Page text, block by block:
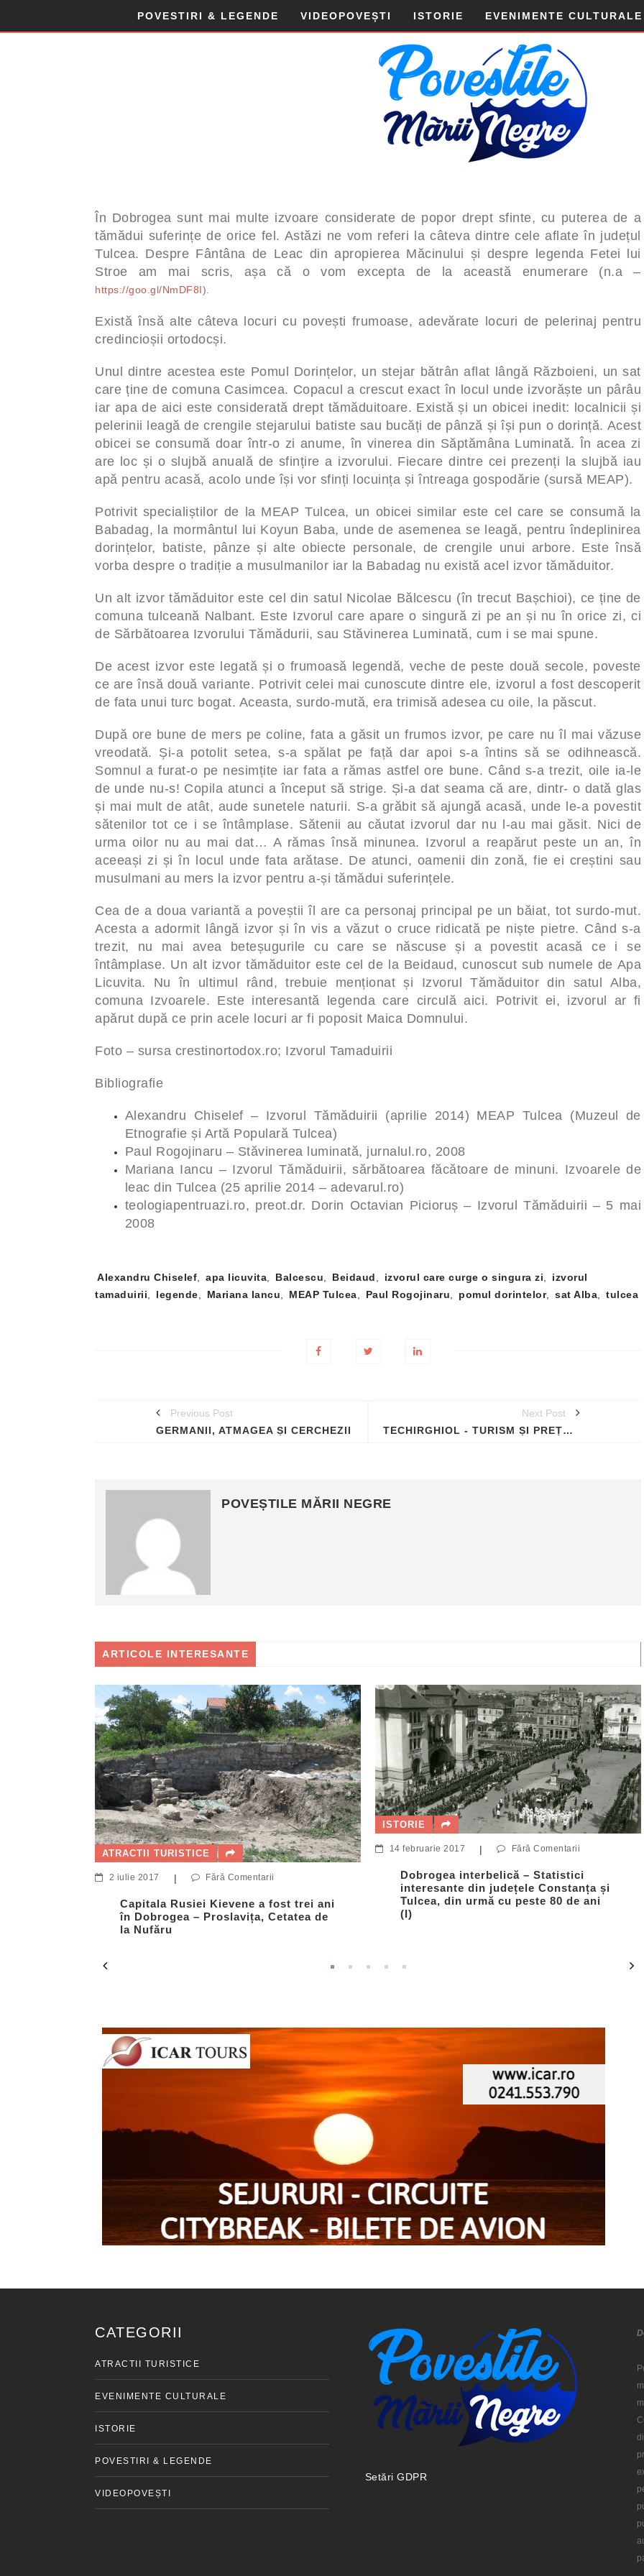
POVESTIRI & LEGENDE VIDEOPOVEȘTI ISTORIE EVENIMENTE CULTURALE
În Dobrogea sunt mai multe izvoare considerate de popor drept sfinte, cu puterea de a
tămădui suferințe de orice fel. Astăzi ne vom referi la câteva dintre cele aflate în județul
Tulcea. Despre Fântâna de Leac din apropierea Măcinului și despre legenda Fetei lui
Stroe am mai scris, așa că o vom excepta de la această enumerare (n.a –
https://goo.gl/NmDF8I).
Există însă alte câteva locuri cu povești frumoase, adevărate locuri de pelerinaj pentru
credincioșii ortodocși.
Unul dintre acestea este Pomul Dorințelor, un stejar bătrân aflat lângă Războieni, un sat
care ține de comuna Casimcea. Copacul a crescut exact în locul unde izvorăște un pârâu
iar apa de aici este considerată drept tămăduitoare. Există și un obicei inedit: localnicii și
pelerinii leagă de crengile stejarului batiste sau bucăți de pânză și își pun o dorință. Acest
obicei se consumă doar într-o zi anume, în vinerea din Săptămâna Luminată. În acea zi
are loc și o slujbă anuală de sfințire a izvorului. Fiecare dintre cei prezenți la slujbă iau
apă pentru acasă, acolo unde își vor sfinți locuința și întreaga gospodărie (sursă MEAP).
Potrivit specialiștilor de la MEAP Tulcea, un obicei similar este cel care se consumă la
Babadag, la mormântul lui Koyun Baba, unde de asemenea se leagă, pentru îndeplinirea
dorințelor, batiste, pânze și alte obiecte personale, de crengile unui arbore. Este însă
vorba despre o tradiție a musulmanilor iar la Babadag nu există acel izvor tămăduitor.
Un alt izvor tămăduitor este cel din satul Nicolae Bălcescu (în trecut Bașchioi), ce ține de
comuna tulceană Nalbant. Este Izvorul care apare o singură zi pe an și nu în orice zi, ci
de Sărbătoarea Izvorului Tămădurii, sau Stăvinerea Luminată, cum i se mai spune.
De acest izvor este legată și o frumoasă legendă, veche de peste două secole, poveste
ce are însă două variante. Potrivit celei mai cunoscute dintre ele, izvorul a fost descoperit
de fata unui turc bogat. Aceasta, surdo-mută, era trimisă adesea cu oile, la păscut.
După ore bune de mers pe coline, fata a găsit un frumos izvor, pe care nu îl mai văzuse
vreodată. Și-a potolit setea, s-a spălat pe față dar apoi s-a întins să se odihnească.
Somnul a furat-o pe nesimțite iar fata a rămas astfel ore bune. Când s-a trezit, oile ia-le
de unde nu-s! Copila atunci a început să strige. Și-a dat seama că are, dintr- o dată glas
și mai mult de atât, aude sunetele naturii. S-a grăbit să ajungă acasă, unde le-a povestit
sătenilor tot ce i se întâmplase. Sătenii au căutat izvorul dar nu l-au mai găsit. Nici de
urma oilor nu au mai dat… A rămas însă minunea. Izvorul a reapărut peste un an, în
aceeași zi și în locul unde fata arătase. De atunci, oamenii din zonă, fie ei creștini sau
musulmani au mers la izvor pentru a-și tămădui suferințele.
Cea de a doua variantă a poveștii îl are ca personaj principal pe un băiat, tot surdo-mut.
Acesta a adormit lângă izvor și în vis a văzut o cruce ridicată pe niște pietre. Când s-a
trezit, nu mai avea beteșugurile cu care se născuse și a povestit acasă ce i se
întâmplase. Un alt izvor tămăduitor este cel de la Beidaud, cunoscut sub numele de Apa
Licuvita. Nu în ultimul rând, trebuie menționat și Izvorul Tămăduitor din satul Alba,
comuna Izvoarele. Este interesantă legenda care circulă aici. Potrivit ei, izvorul ar fi
apărut după ce prin acele locuri ar fi poposit Maica Domnului.
Foto – sursa crestinortodox.ro; Izvorul Tamaduirii
Bibliografie
Alexandru Chiselef – Izvorul Tămăduirii (aprilie 2014) MEAP Tulcea (Muzeul de
Etnografie și Artă Populară Tulcea)
Paul Rogojinaru – Stăvinerea luminată, jurnalul.ro, 2008
Mariana Iancu – Izvorul Tămăduirii, sărbătoarea făcătoare de minuni. Izvoarele de
leac din Tulcea (25 aprilie 2014 – adevarul.ro)
teologiapentruazi.ro, preot.dr. Dorin Octavian Picioruș – Izvorul Tămăduirii – 5 mai
2008
Tag-
uri:
Alexandru Chiselef apa licuvita Balcescu Beidaud izvorul care curge o singura zi
izvorul
tamaduirii
legende Mariana Iancu MEAP Tulcea Paul Rogojinaru pomul dorintelor, sat Alba tulcea
Previous Post
GERMANII, ATMAGEA ȘI CERCHEZII
Next Post
TECHIRGHIOL - TURISM ȘI PREȚURI ÎN URMĂ CU APROAPE UN SECOL
POVEȘTILE MĂRII NEGRE
ARTICOLE INTERESANTE
ATRACTII TURISTICE
2 iulie 2017 | Fără Comentarii
Capitala Rusiei Kievene a fost trei ani
în Dobrogea – Proslavița, Cetatea de
la Nufăru
ISTORIE
14 februarie 2017 | Fără Comentarii
Dobrogea interbelică – Statistici
interesante din județele Constanța și
Tulcea, din urmă cu peste 80 de ani
(I)
CATEGORII
ATRACTII TURISTICE
EVENIMENTE CULTURALE
ISTORIE
POVESTIRI & LEGENDE
VIDEOPOVEȘTI
Setări GDPR